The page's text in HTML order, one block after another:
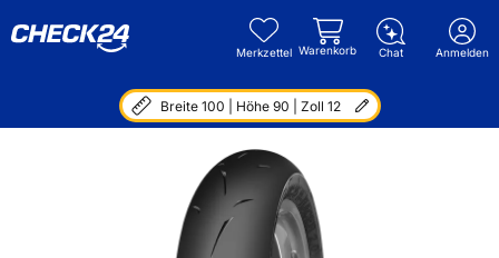
Merkzettel Warenkorb Chat Anmelden
Breite 100 | Höhe 90 | Zoll 12